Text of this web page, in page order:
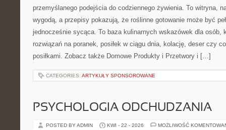
przemyślanego podejścia do codziennego żywienia. To witryna,
wygodą, a przepisy pokazują, że roślinne gotowanie może być
jednocześnie sycąca. To baza kulinarnych wskazówek dla osób,
rozwiązań na poranek, posiłek w ciągu dnia, kolację, deser czy
posiłkami. Zobacz także Domowe Produkty i Przetwory i […]
CATEGORIES: ARTYKUŁY SPONSOROWANE
PSYCHOLOGIA ODCHUDZANIA
POSTED BY ADMIN KWI - 22 - 2026 MOŻLIWOŚĆ